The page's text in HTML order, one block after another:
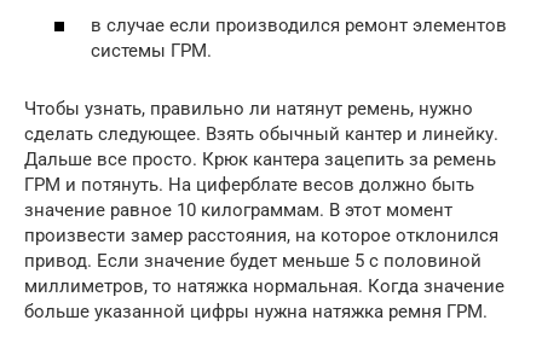
в случае если производился ремонт элементов
системы ГРМ.
Чтобы узнать, правильно ли натянут ремень, нужно
сделать следующее. Взять обычный кантер и линейку.
Дальше все просто. Крюк кантера зацепить за ремень
ГРМ и потянуть. На циферблате весов должно быть
значение равное 10 килограммам. В этот момент
произвести замер расстояния, на которое отклонился
привод. Если значение будет меньше 5 с половиной
миллиметров, то натяжка нормальная. Когда значение
больше указанной цифры нужна натяжка ремня ГРМ.